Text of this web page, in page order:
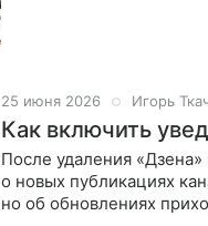
25 июня 2026 Игорь
Как включить
После удаления
о новых публикациях
но об обновлениях